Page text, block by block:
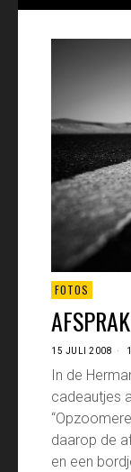
FOTOS
15 JULI 2008
In de
cadeautjes
daarop de
en een